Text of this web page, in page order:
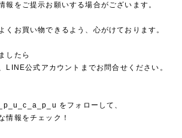
報をご提示お願いする場合がございます。
くお買い物できるよう、心がけております。
したら
LINE公式アカウントまでお問合せください。
をフォローして、
情報をチェック！